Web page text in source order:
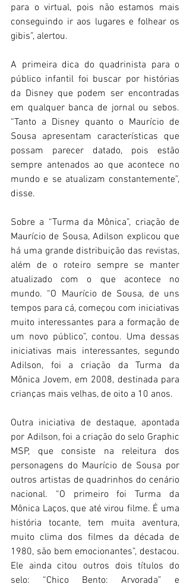
para o virtual, pois não estamos mais
conseguindo ir aos lugares e folhear os
gibis”, alertou.
A primeira dica do quadrinista para o
público infantil foi buscar por histórias
da Disney que podem ser encontradas
em qualquer banca de jornal ou sebos.
“Tanto a Disney quanto o Maurício de
Sousa apresentam características que
possam parecer datado, pois estão
sempre antenados ao que acontece no
mundo e se atualizam constantemente”,
disse.
Sobre a “Turma da Mônica”, criação de
Maurício de Sousa, Adilson explicou que
há uma grande distribuição das revistas,
além de o roteiro sempre se manter
atualizado com o que acontece no
mundo. “O Maurício de Sousa, de uns
tempos para cá, começou com iniciativas
muito interessantes para a formação de
um novo público”, contou. Uma dessas
iniciativas mais interessantes, segundo
Adilson, foi a criação da Turma da
Mônica Jovem, em 2008, destinada para
crianças mais velhas, de oito a 10 anos.
Outra iniciativa de destaque, apontada
por Adilson, foi a criação do selo Graphic
MSP, que consiste na releitura dos
personagens do Maurício de Sousa por
outros artistas de quadrinhos do cenário
nacional. “O primeiro foi Turma da
Mônica Laços, que até virou filme. É uma
história tocante, tem muita aventura,
muito clima dos filmes da década de
1980, são bem emocionantes”, destacou.
Ele ainda citou outros dois títulos do
selo: “Chico Bento: Arvorada” e